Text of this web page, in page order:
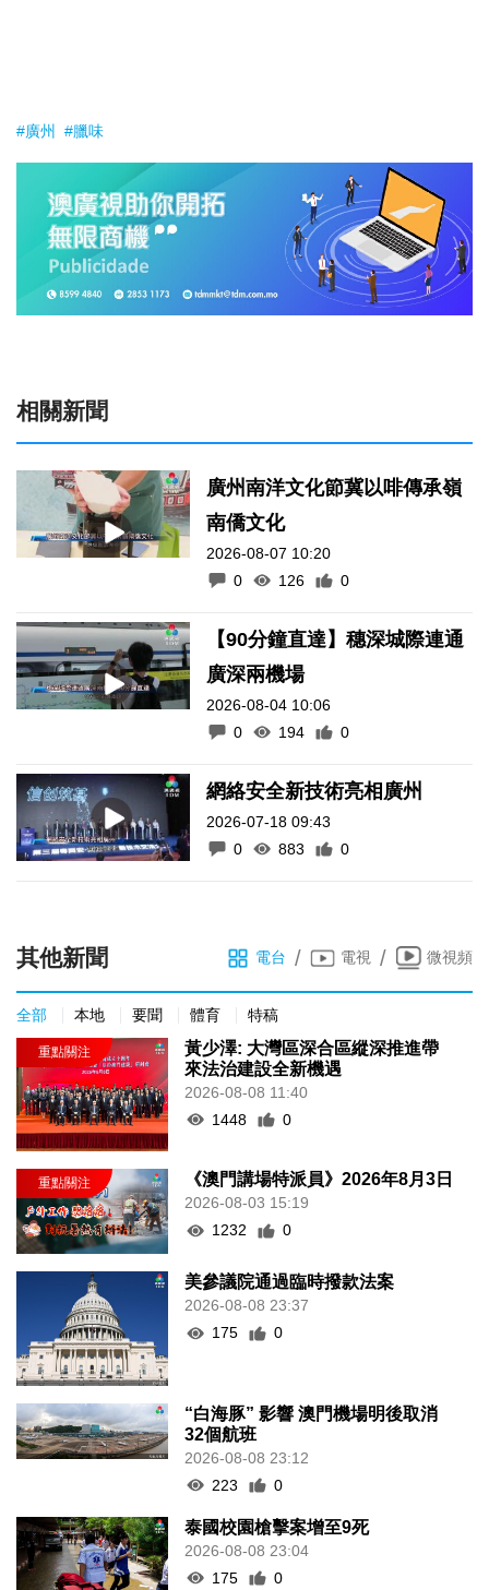
#廣州 #臘味
相關新聞
廣州南洋文化節冀以啡傳承嶺
南僑文化
2026-08-07 10:20
0
126 0
【90分鐘直達】穗深城際連通
廣深兩機場
2026-08-04 10:06
0
194 0
網絡安全新技術亮相廣州
2026-07-18 09:43
0
883 0
其他新聞 電台 / 電視 / 微視頻
全部 本地 要聞 體育 特稿
黃少澤: 大灣區深合區縱深推進帶
來法治建設全新機遇
2026-08-08 11:40
1448
0
《澳門講場特派員》2026年8月3日
2026-08-03 15:19
1232
0
美參議院通過臨時撥款法案
2026-08-08 23:37
175
0
“白海豚” 影響 澳門機場明後取消
32個航班
2026-08-08 23:12
223
0
泰國校園槍擊案增至9死
2026-08-08 23:04
175
0